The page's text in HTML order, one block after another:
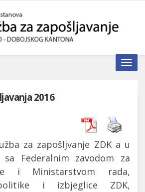
Toggle
2016
za zapošljvanje ZDK a u
Federalnim zavodom za
i Ministarstvom rada,
i izbjeglice ZDK,